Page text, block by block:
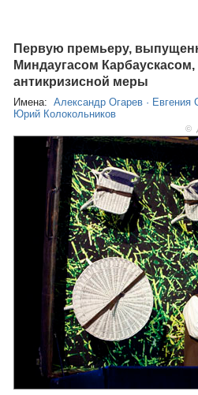
Первую премьеру,
Миндаугасом
антикризисной меры
Имена: Александр Огарев · Евгения
Юрий Колокольников
©